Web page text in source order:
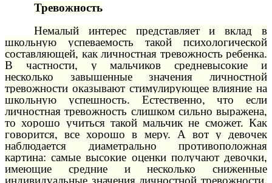
Тревожность
Немалый интерес представляет и вклад в
школьную успеваемость такой психологической
составляющей, как личностная тревожность ребенка.
В частности, у мальчиков средневысокие и
несколько завышенные значения личностной
тревожности оказывают стимулирующее влияние на
школьную успешность. Естественно, что если
личностная тревожность слишком сильно выражена,
то хорошо учиться такой мальчик не сможет. Как
говорится, все хорошо в меру. А вот у девочек
наблюдается диаметрально противоположная
картина: самые высокие оценки получают девочки,
имеющие средние и несколько сниженные
индивидуальные значения личностной тревожности.